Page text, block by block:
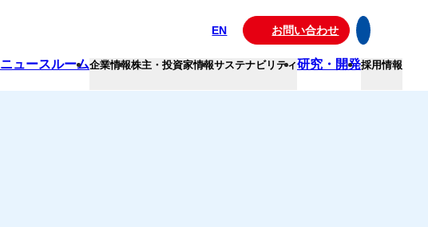
EN お問い合わせ
ニュースルーム企業情報株主・投資家情報サステナビリティ研究・開発採用情報